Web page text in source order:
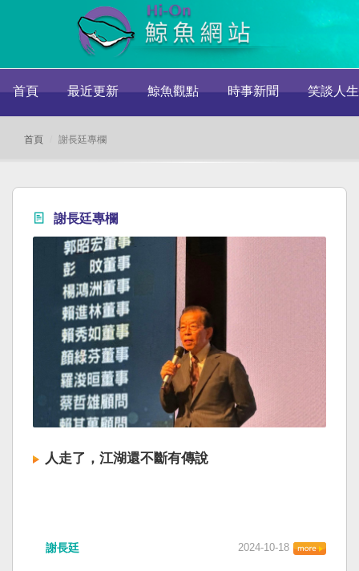
首頁 最近更新 鯨魚觀點 時事新聞 笑談人生
首頁 謝長廷專欄
謝長廷專欄
人走了，江湖還不斷有傳說
謝長廷 2024-10-18